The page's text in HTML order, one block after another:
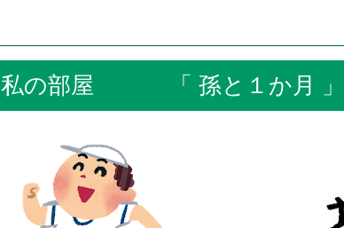
私の部屋 「 孫と１か月 」